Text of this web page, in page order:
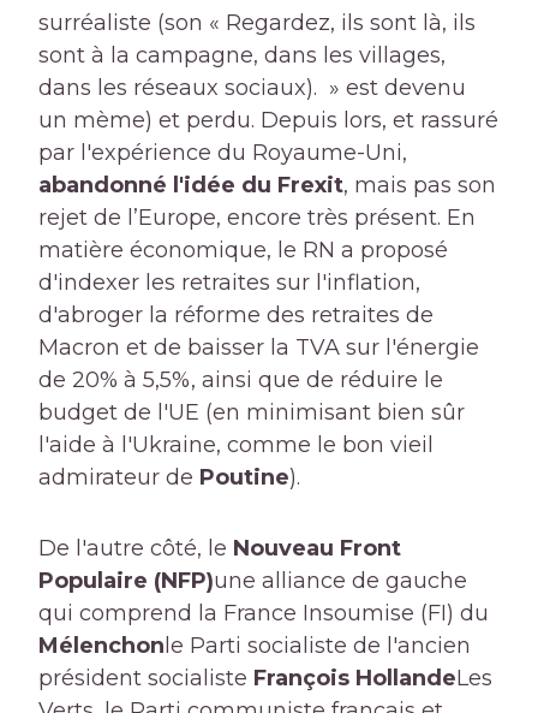
surréaliste (son « Regardez, ils sont là, ils
sont à la campagne, dans les villages,
dans les réseaux sociaux). » est devenu
un mème) et perdu. Depuis lors, et rassuré
par l'expérience du Royaume-Uni,
abandonné l'idée du Frexit, mais pas son
rejet de l’Europe, encore très présent. En
matière économique, le RN a proposé
d'indexer les retraites sur l'inflation,
d'abroger la réforme des retraites de
Macron et de baisser la TVA sur l'énergie
de 20% à 5,5%, ainsi que de réduire le
budget de l'UE (en minimisant bien sûr
l'aide à l'Ukraine, comme le bon vieil
admirateur de Poutine).
De l'autre côté, le Nouveau Front
Populaire (NFP)une alliance de gauche
qui comprend la France Insoumise (FI) du
Mélenchonle Parti socialiste de l'ancien
président socialiste François HollandeLes